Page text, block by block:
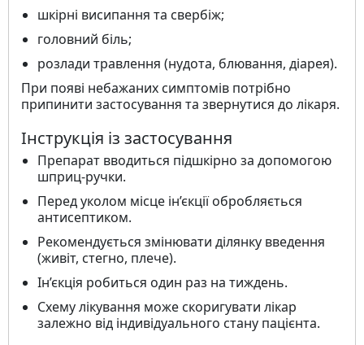
шкірні висипання та свербіж;
головний біль;
розлади травлення (нудота, блювання, діарея).
При появі небажаних симптомів потрібно
припинити застосування та звернутися до лікаря.
Інструкція із застосування
Препарат вводиться підшкірно за допомогою
шприц-ручки.
Перед уколом місце ін’єкції обробляється
антисептиком.
Рекомендується змінювати ділянку введення
(живіт, стегно, плече).
Ін’єкція робиться один раз на тиждень.
Схему лікування може скоригувати лікар
залежно від індивідуального стану пацієнта.